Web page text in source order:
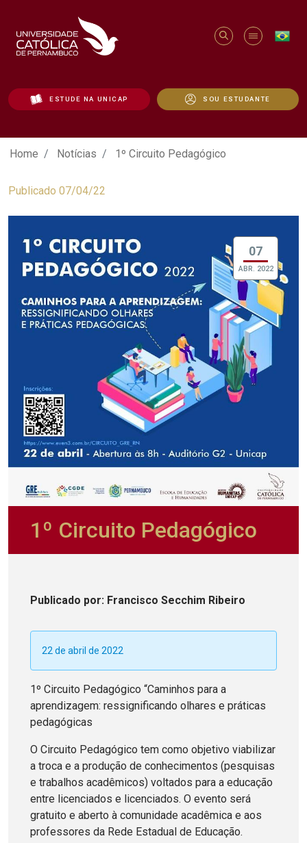
ESTUDE NA UNICAP SOU ESTUDANTE
1º Circuito Pedagógico - Unicap
Home Notícias 1º Circuito Pedagógico
Publicado 07/04/22
07
ABR. 2022
1º Circuito Pedagógico
Publicado por: Francisco Secchim Ribeiro
22 de abril de 2022
1º Circuito Pedagógico “Caminhos para a
aprendizagem: ressignificando olhares e práticas
pedagógicas
O Circuito Pedagógico tem como objetivo viabilizar
a troca e a produção de conhecimentos (pesquisas
e trabalhos acadêmicos) voltados para a educação
entre licenciados e licenciados. O evento será
gratuito e aberto à comunidade acadêmica e aos
professores da Rede Estadual de Educação.